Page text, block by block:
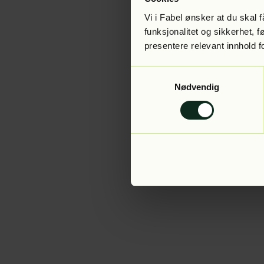
Vi i Fabel ønsker at du skal
funksjonalitet og sikkerhet,
presentere relevant innhold
Nødvendig
Application